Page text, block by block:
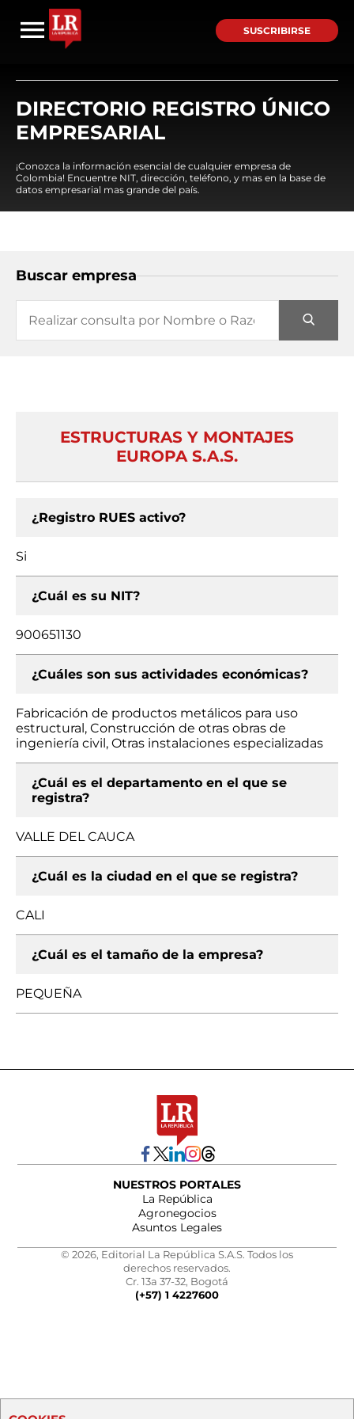
SUSCRIBIRSE
DIRECTORIO REGISTRO ÚNICO
EMPRESARIAL
¡Conozca la información esencial de cualquier empresa de
Colombia! Encuentre NIT, dirección, teléfono, y mas en la base de
datos empresarial mas grande del país.
Buscar empresa
ESTRUCTURAS Y MONTAJES
EUROPA S.A.S.
¿Registro RUES activo?
Si
¿Cuál es su NIT?
900651130
¿Cuáles son sus actividades económicas?
Fabricación de productos metálicos para uso
estructural, Construcción de otras obras de
ingeniería civil, Otras instalaciones especializadas
¿Cuál es el departamento en el que se
registra?
VALLE DEL CAUCA
¿Cuál es la ciudad en el que se registra?
CALI
¿Cuál es el tamaño de la empresa?
PEQUEÑA
NUESTROS PORTALES
La República
Agronegocios
Asuntos Legales
© 2026, Editorial La República S.A.S. Todos los
derechos reservados.
Cr. 13a 37-32, Bogotá
(+57) 1 4227600